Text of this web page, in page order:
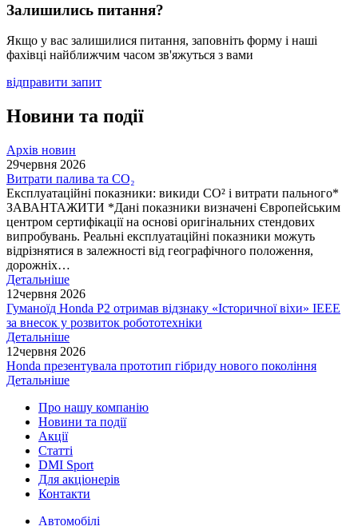
Залишились питання?
Якщо у вас залишилися питання, заповніть форму і наші
фахівці найближчим часом зв'яжуться з вами
відправити запит
Новини та події
Архів новин
29червня 2026
Витрати палива та CO₂
Експлуатаційні показники: викиди СО² і витрати пального*
ЗАВАНТАЖИТИ *Дані показники визначені Європейським
центром сертифікації на основі оригінальних стендових
випробувань. Реальні експлуатаційні показники можуть
відрізнятися в залежності від географічного положення,
дорожніх…
Детальніше
12червня 2026
Гуманоїд Honda P2 отримав відзнаку «Історичної віхи» IEEE
за внесок у розвиток робототехніки
Детальніше
12червня 2026
Honda презентувала прототип гібриду нового покоління
Детальніше
Про нашу компанію
Новини та події
Акції
Статті
DMI Sport
Для акціонерів
Контакти
Автомобілі